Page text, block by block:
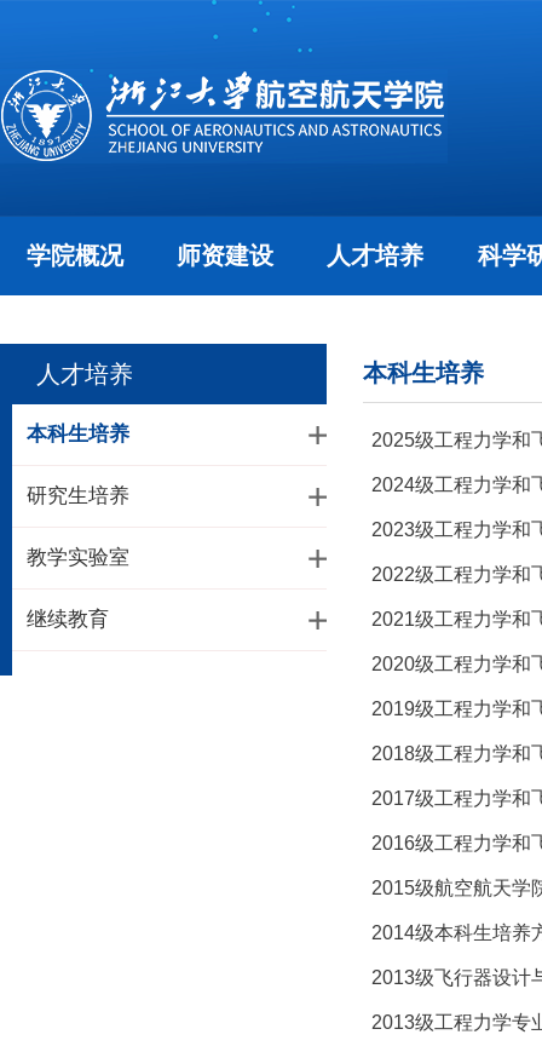
学院概况 师资建设 人才培养 科学
人才培养
本科生培养
研究生培养
教学实验室
继续教育
本科生培养
2025级工程力学和
2024级工程力学和
2023级工程力学和
2022级工程力学和
2021级工程力学和
2020级工程力学和
2019级工程力学和
2018级工程力学和
2017级工程力学和
2016级工程力学和
2015级航空航天学
2014级本科生培养
2013级飞行器设计
2013级工程力学专